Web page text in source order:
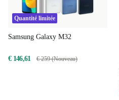
Quantité limitée
Samsung Galaxy M32
€ 146,61 € 259 (Nouveau)